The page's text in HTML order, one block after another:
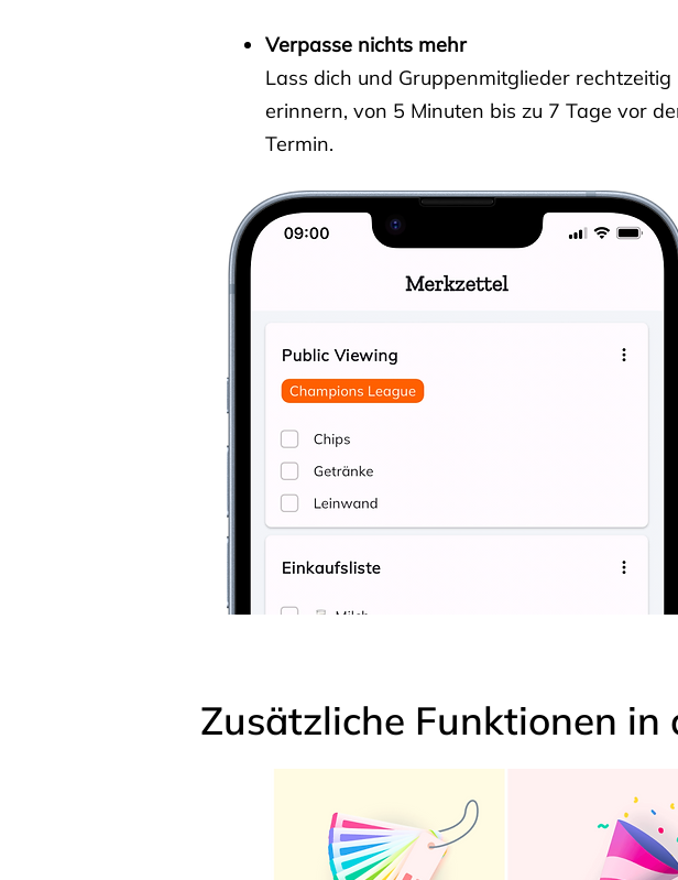
Verpasse nichts mehr
Lass dich und Gruppenmitglieder rechtzeitig
erinnern, von 5 Minuten bis zu 7 Tage vor
Termin.
Zusätzliche Funktionen in